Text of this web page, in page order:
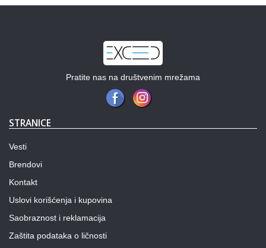
Pratite nas na društvenim mrežama
STRANICE
Vesti
Brendovi
Kontakt
Uslovi korišćenja i kupovina
Saobraznost i reklamacija
Zaštita podataka o ličnosti